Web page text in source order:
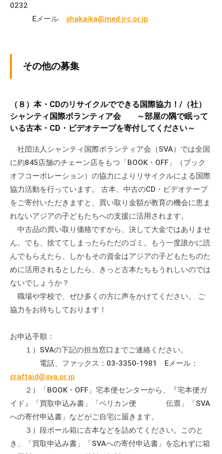
0232
Eメール shakaika@med.jrc.or.jp
その他の募集
（８）本・CDのリサイクルでできる国際協力！/（社）
シャンティ国際ボランティア会 ～部屋の隅で眠って
いる古本・CD・ビデオテープを寄付してください～
社団法人シャンティ国際ボランティア会（SVA）では全国
に約845店舗のチェーン店をもつ「BOOK・OFF」（ブック
オフコーポレーション）の協力によりリサイクルによる国際
協力活動を行っています。 古本、中古のCD・ビデオテープ
をご寄付いただきますと、買い取り金額が教育の機会に恵ま
れないアジアの子どもたちへの支援に活用されます。
中古品の買い取り価格ですから、決して大金ではありませ
ん。でも、捨ててしまったらただのゴミ。もう一度誰かに読
んでもらえたら、しかもその資金はアジアの子どもたちのた
めに活用されるとしたら、きっと古本たちもうれしいのでは
ないでしょうか？
職場や学校で、ぜひ多くの方に声をかけてください。 ご
協力をお待ちしております！
お申込手順：
１）SVAの下記の担当窓口までご連絡ください。
電話、ファックス：03-3350-1981 Eメール：
craftaid@sva.or.jp
２）「BOOK・OFF」宅本便センターから、『宅本便ガ
イド』「買取申込み書」「ペリカン便 伝票」「SVA
への寄付申込書」などがご自宅に届きます。
３）段ボール箱に古本などを詰めてください。このと
き、「買取申込み書」「SVAへの寄付申込書」を忘れずに箱